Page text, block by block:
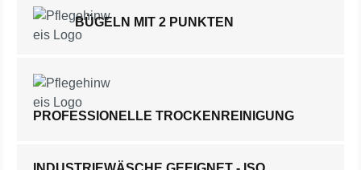
BÜGELN MIT 2 PUNKTEN
PROFESSIONELLE TROCKENREINIGUNG